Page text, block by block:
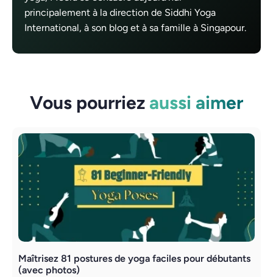
principalement à la direction de Siddhi Yoga
International, à son blog et à sa famille à Singapour.
Vous pourriez aussi aimer
Maîtrisez 81 postures de yoga faciles pour débutants
(avec photos)